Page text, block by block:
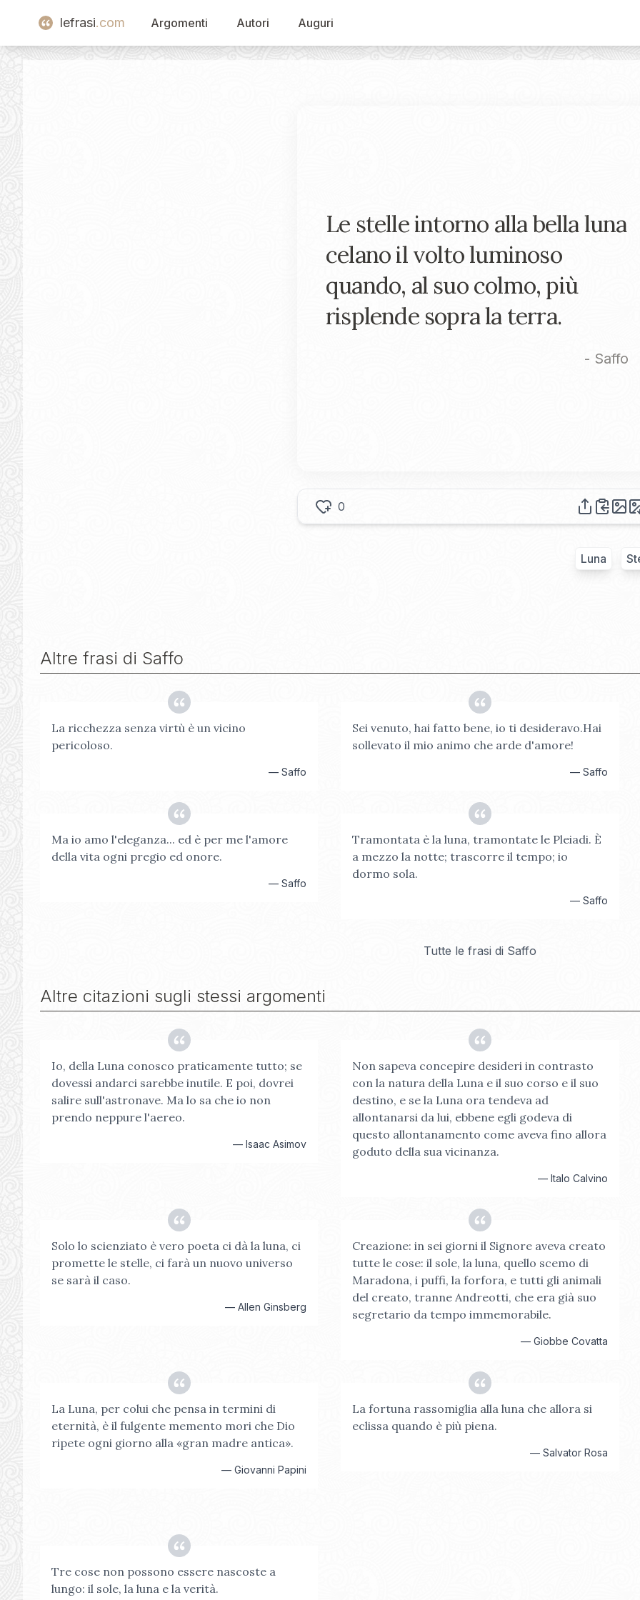
lefrasi.com Argomenti Autori Auguri
Le stelle intorno alla bella luna
celano il volto luminoso
quando, al suo colmo, più
risplende sopra la terra.
- Saffo
0
Luna
Altre frasi di Saffo
La ricchezza senza virtù è un vicino
pericoloso.
—Saffo
Sei venuto, hai fatto bene, io ti desideravo.Hai
sollevato il mio animo che arde d'amore!
— Saffo
Ma io amo l'eleganza... ed è per me l'amore
della vita ogni pregio ed onore.
—Saffo
Tramontata è la luna, tramontate le Pleiadi. È
a mezzo la notte; trascorre il tempo; io
dormo sola.
— Saffo
Tutte le frasi di Saffo
Altre citazioni sugli stessi argomenti
Io, della Luna conosco praticamente tutto; se
dovessi andarci sarebbe inutile. E poi, dovrei
salire sull'astronave. Ma lo sa che io non
prendo neppure l'aereo.
—Isaac Asimov
Non sapeva concepire desideri in contrasto
con la natura della Luna e il suo corso e il suo
destino, e se la Luna ora tendeva ad
allontanarsi da lui, ebbene egli godeva di
questo allontanamento come aveva fino allora
goduto della sua vicinanza.
— Italo Calvino
Solo lo scienziato è vero poeta ci dà la luna, ci
promette le stelle, ci farà un nuovo universo
se sarà il caso.
—Allen Ginsberg
Creazione: in sei giorni il Signore aveva creato
tutte le cose: il sole, la luna, quello scemo di
Maradona, i puffi, la forfora, e tutti gli animali
del creato, tranne Andreotti, che era già suo
segretario da tempo immemorabile.
— Giobbe Covatta
La Luna, per colui che pensa in termini di
eternità, è il fulgente memento mori che Dio
ripete ogni giorno alla «gran madre antica».
—Giovanni Papini
La fortuna rassomiglia alla luna che allora si
eclissa quando è più piena.
— Salvator Rosa
Tre cose non possono essere nascoste a
lungo: il sole, la luna e la verità.